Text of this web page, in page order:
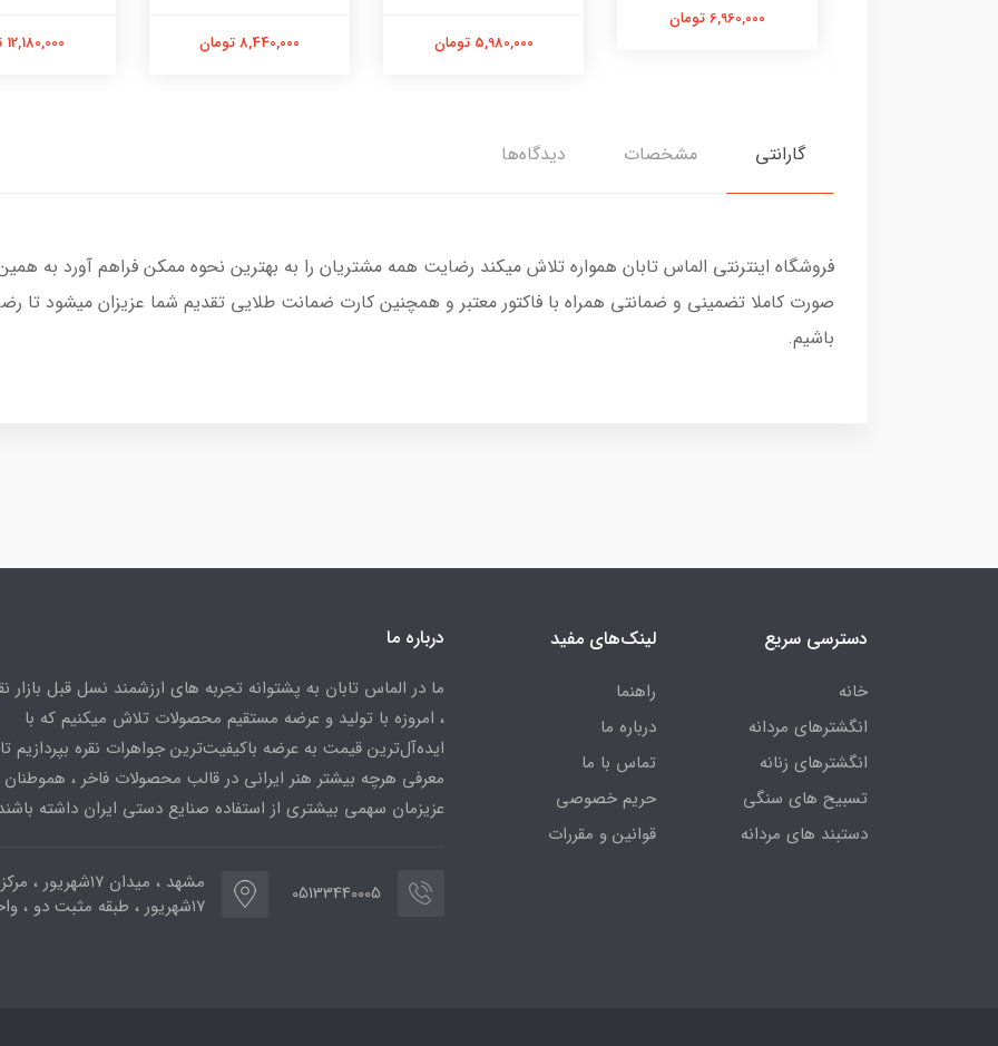
6,960,000 تومان
5,980,000 تومان 8,440,000 تومان 12,180,000 تومان
گارانتی مشخصات دیدگاه‌ها
فروشگاه اینترنتی الماس تابان همواره تلاش میکند رضایت همه مشتریان را به بهترین نحوه ممکن فراهم آورد به
صورت کاملا تضمینی و ضمانتی همراه با فاکتور معتبر و همچنین کارت ضمانت طلایی تقدیم شما عزیزان میشود تا
باشیم.
دسترسی سریع
خانه
انگشترهای مردانه
انگشترهای زنانه
تسبیح های سنگی
دستبند های مردانه
لینک‌های مفید
راهنما
درباره ما
تماس با ما
حریم خصوصی
قوانین و مقررات
درباره ما
ما در الماس تابان به پشتوانه تجربه های ارزشمند نسل قبل بازار
، امروزه با تولید و عرضه مستقیم محصولات تلاش میکنیم که با
ایده‌آل‌ترین قیمت به عرضه باکیفیت‌ترین جواهرات نقره بپردازیم تا
معرفی هرچه بیشتر هنر ایرانی در قالب محصولات فاخر ، هموطنان
عزیزمان سهمی بیشتری از استفاده صنایع دستی ایران داشته
05133440005
مشهد ، میدان ۱۷شهریور
۱۷شهریور ، طبقه مثبت دو ، واحد ۷۷۳